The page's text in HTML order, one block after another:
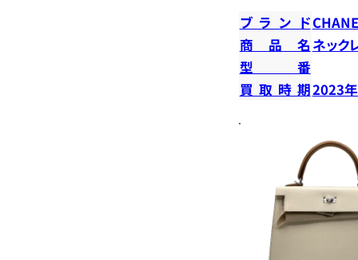
ブランド
商品名 ネック
型番
買取時期2023